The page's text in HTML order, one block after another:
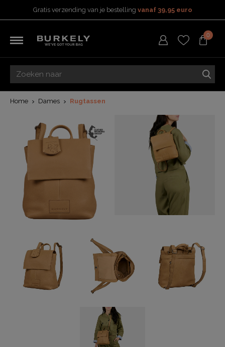
Gratis verzending van je bestelling vanaf 39,95 euro
Gratis verzending van je bestelling
5 Jaar garantie
TrustedShops
0
Home Dames Rugtassen